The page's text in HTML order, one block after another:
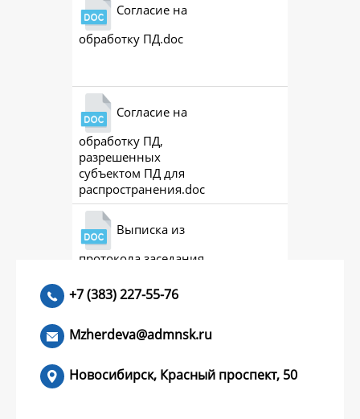
Согласие на
обработку ПД.doc
Согласие на
обработку ПД,
разрешенных
субъектом ПД для
распространения.doc
Выписка из
протокола заседания
+7 (383) 227-55-76
Mzherdeva@admnsk.ru
Новосибирск, Красный проспект, 50